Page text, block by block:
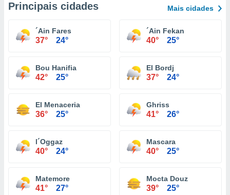
Principais cidades Mais cidades
´Ain Fares
37° 24°
´Ain Fekan
40° 25°
Bou Hanifia
42° 25°
El Bordj
37° 24°
El Menaceria
36° 25°
Ghriss
41° 26°
l´Oggaz
40° 24°
Mascara
40° 25°
Matemore
41° 27°
Mocta Douz
39° 25°